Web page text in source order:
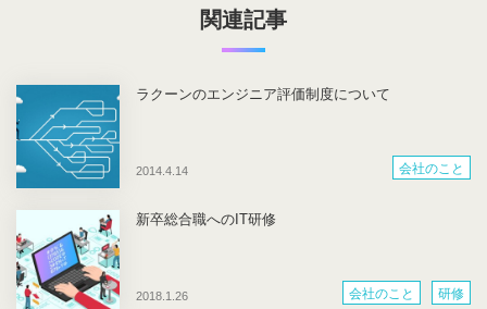
関連記事
2014.4.14
ラクーンのエンジニア評価制度について
会社のこと
2018.1.26
新卒総合職へのIT研修
会社のこと 研修